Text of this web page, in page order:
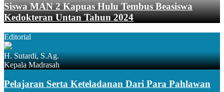
Siswa MAN 2 Kapuas Hulu Tembus Beasiswa
Kedokteran Untan Tahun 2024
Editorial
H. Sutardi, S.Ag.
Kepala Madrasah
Pelajaran Serta Keteladanan Dari Para Pahlawan